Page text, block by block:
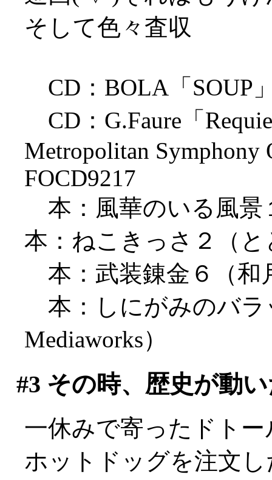
そして色々査収
CD：BOLA「SOUP」
CD：G.Faure「
Metropolitan Symphony
FOCD9217
本：風華のいる風景
本：ねこきっさ２（
本：武装錬金６（和
本：しにがみのバラ
Mediaworks）
#3 その時、歴史が動
一休みで寄ったドト
ホットドッグを注文